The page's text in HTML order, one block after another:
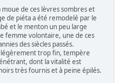
de ces lèvres sombres et
de piéta a été remodelé par le
et le menton un peu large
femme volontaire, une de ces
des siècles passés.
légèrement trop fin, tempère
dont la vitalité est
très fournis et à peine épilés.